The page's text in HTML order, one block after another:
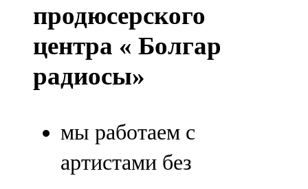
продюсерского
центра « Болгар
радиосы»
мы работаем с
артистами без